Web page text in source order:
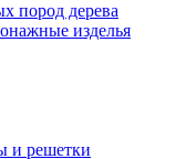
пород дерева
изделья